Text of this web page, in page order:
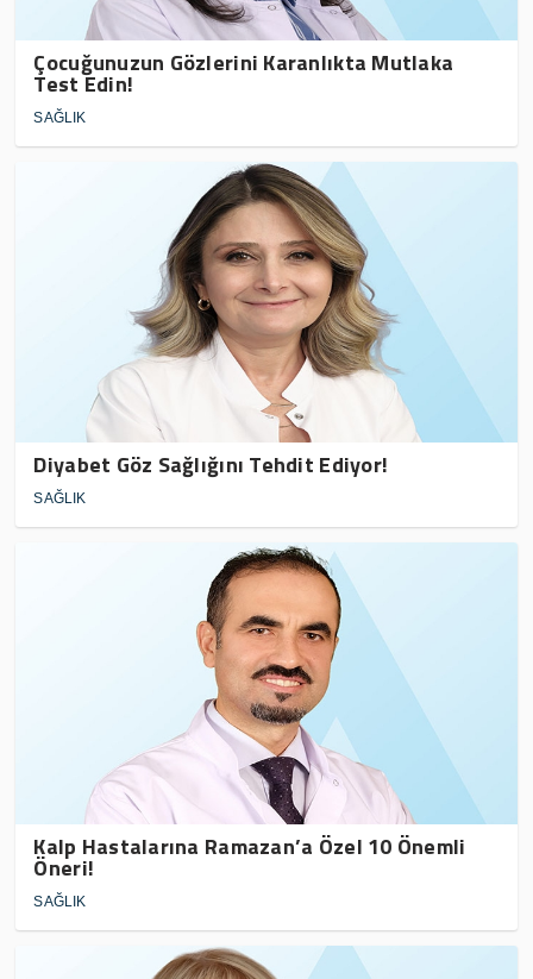
Çocuğunuzun Gözlerini Karanlıkta Mutlaka
Test Edin!
SAĞLIK
Diyabet Göz Sağlığını Tehdit Ediyor!
SAĞLIK
Kalp Hastalarına Ramazan’a Özel 10 Önemli
Öneri!
SAĞLIK